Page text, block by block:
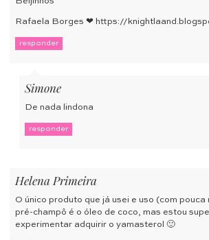
Rafaela Borges ❤ https://
responder
Simone
De nada lindona
responder
Helena Primeira
O único produto que já usei e uso (com
pré-champô é o óleo de coco, mas estou
experimentar adquirir o yamasterol 🙂